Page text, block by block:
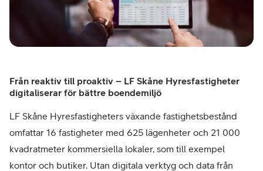
Från reaktiv till proaktiv – LF Skåne Hyresfastigheter
digitaliserar för bättre boendemiljö
LF Skåne Hyresfastigheters växande fastighetsbestånd
omfattar 16 fastigheter med 625 lägenheter och 21 000
kvadratmeter kommersiella lokaler, som till exempel
kontor och butiker. Utan digitala verktyg och data från